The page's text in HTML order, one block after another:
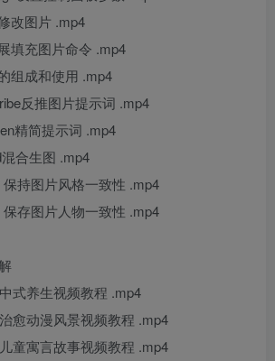
改图片 .mp4
填充图片命令 .mp4
组成和使用 .mp4
反推图片提示词 .mp4
精简提示词 .mp4
混合生图 .mp4
保持图片风格一致性 .mp4
保存图片人物一致性 .mp4
式养生视频教程 .mp4
愈动漫风景视频教程 .mp4
童寓言故事视频教程 .mp4